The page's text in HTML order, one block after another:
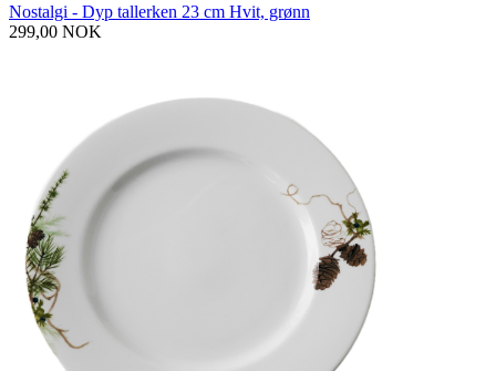
Nostalgi - Dyp tallerken 23 cm Hvit, grønn
299,00 NOK